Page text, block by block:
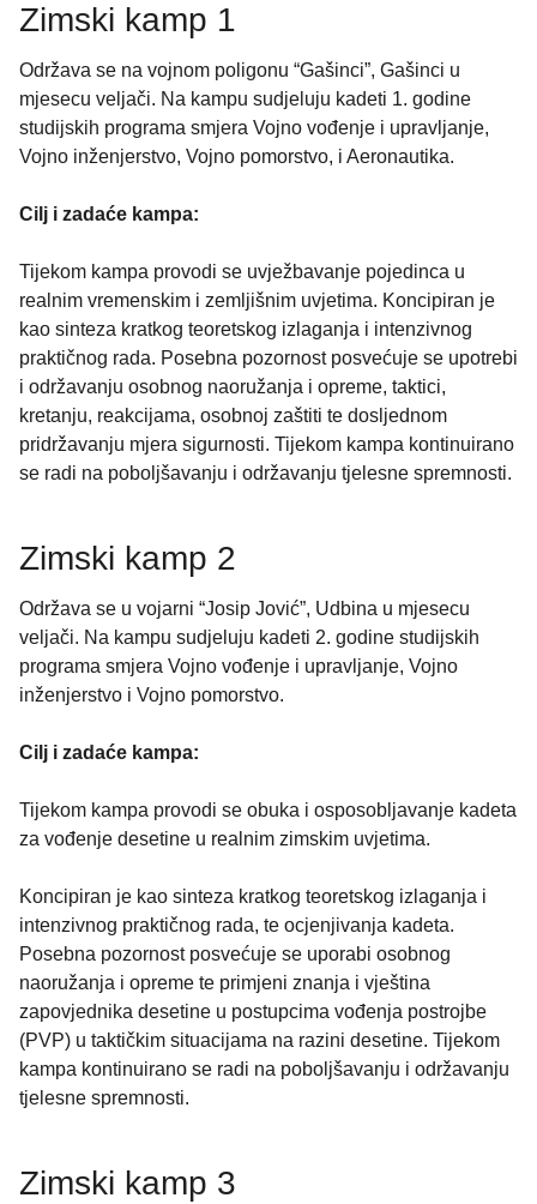
Zimski kamp 1
Održava se na vojnom poligonu “Gašinci”, Gašinci u
mjesecu veljači. Na kampu sudjeluju kadeti 1. godine
studijskih programa smjera Vojno vođenje i upravljanje,
Vojno inženjerstvo, Vojno pomorstvo, i Aeronautika.
Cilj i zadaće kampa:
Tijekom kampa provodi se uvježbavanje pojedinca u
realnim vremenskim i zemljišnim uvjetima. Koncipiran je
kao sinteza kratkog teoretskog izlaganja i intenzivnog
praktičnog rada. Posebna pozornost posvećuje se upotrebi
i održavanju osobnog naoružanja i opreme, taktici,
kretanju, reakcijama, osobnoj zaštiti te dosljednom
pridržavanju mjera sigurnosti. Tijekom kampa kontinuirano
se radi na poboljšavanju i održavanju tjelesne spremnosti.
Zimski kamp 2
Održava se u vojarni “Josip Jović”, Udbina u mjesecu
veljači. Na kampu sudjeluju kadeti 2. godine studijskih
programa smjera Vojno vođenje i upravljanje, Vojno
inženjerstvo i Vojno pomorstvo.
Cilj i zadaće kampa:
Tijekom kampa provodi se obuka i osposobljavanje kadeta
za vođenje desetine u realnim zimskim uvjetima.
Koncipiran je kao sinteza kratkog teoretskog izlaganja i
intenzivnog praktičnog rada, te ocjenjivanja kadeta.
Posebna pozornost posvećuje se uporabi osobnog
naoružanja i opreme te primjeni znanja i vještina
zapovjednika desetine u postupcima vođenja postrojbe
(PVP) u taktičkim situacijama na razini desetine. Tijekom
kampa kontinuirano se radi na poboljšavanju i održavanju
tjelesne spremnosti.
Zimski kamp 3